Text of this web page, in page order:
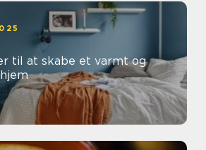
til at skabe et varmt og